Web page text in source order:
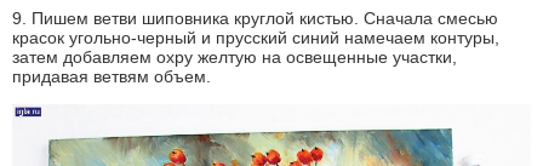
9. Пишем ветви шиповника круглой кистью. Сначала смесью
красок угольно-черный и прусский синий намечаем контуры,
затем добавляем охру желтую на освещенные участки,
придавая ветвям объем.